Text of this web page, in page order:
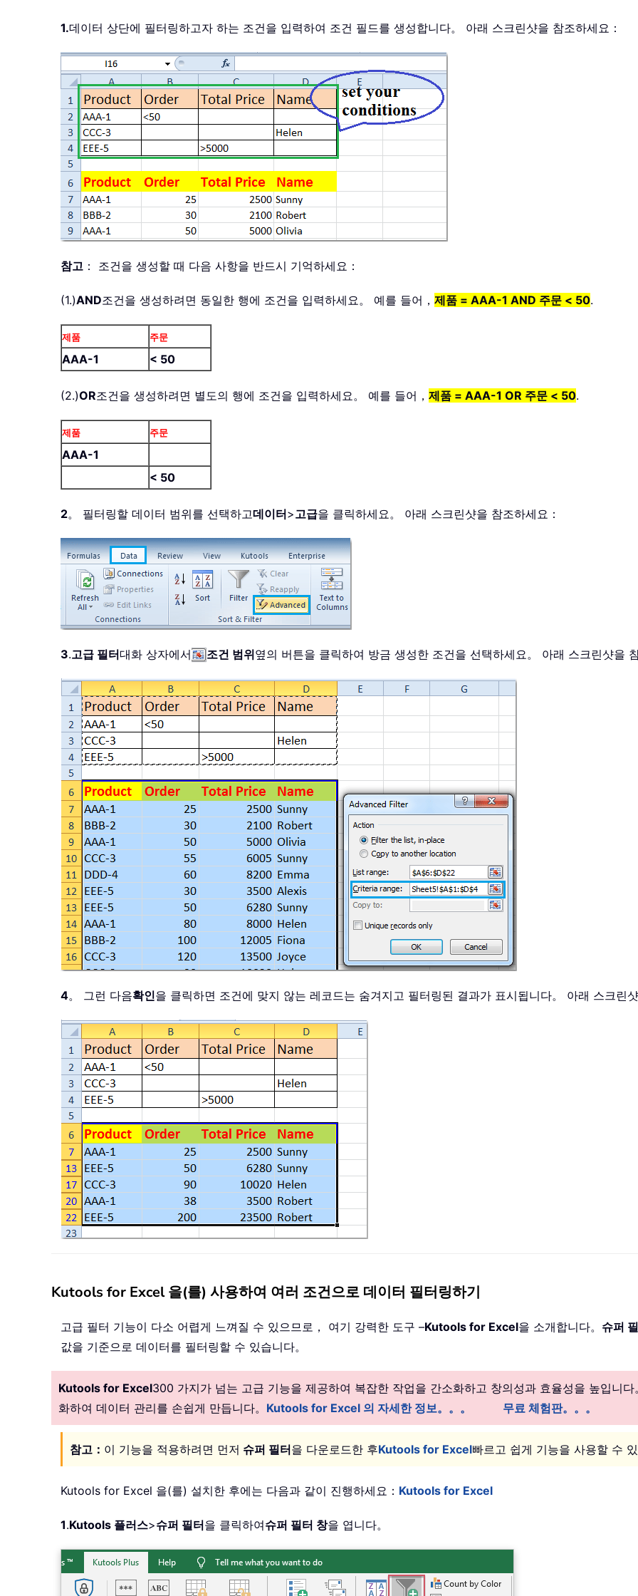
1.데이터 상단에 필터링하고자 하는 조건을 입력하여 조건 필드를 생성합니다。 아래 스크린샷을 참조하세요：
참고 ： 조건을 생성할 때 다음 사항을 반드시 기억하세요：
(1.)AND조건을 생성하려면 동일한 행에 조건을 입력하세요。 예를 들어， 제품 = AAA-1 AND 주문 < 50.
제품 주문
AAA-1 < 50
(2.)OR조건을 생성하려면 별도의 행에 조건을 입력하세요。 예를 들어， 제품 = AAA-1 OR 주문 < 50.
제품 주문
AAA-1
< 50
2。 필터링할 데이터 범위를 선택하고데이터>고급을 클릭하세요。 아래 스크린샷을 참조하세요：
3.고급 필터대화 상자에서 조건 범위옆의 버튼을 클릭하여 방금 생성한 조건을 선택하세요。 아래 스크린샷을
4。 그런 다음확인을 클릭하면 조건에 맞지 않는 레코드는 숨겨지고 필터링된 결과가 표시됩니다。 아래 스크린
Kutools for Excel 을(를) 사용하여 여러 조건으로 데이터 필터링하기
고급 필터 기능이 다소 어렵게 느껴질 수 있으므로， 여기 강력한 도구 –Kutools for Excel을 소개합니다。 슈퍼
값을 기준으로 데이터를 필터링할 수 있습니다。
Kutools for Excel300 가지가 넘는 고급 기능을 제공하여 복잡한 작업을 간소화하고 창의성과 효율성을 높입니다。
화하여 데이터 관리를 손쉽게 만듭니다。 Kutools for Excel 의 자세한 정보。。。 무료 체험판。。。
참고： 이 기능을 적용하려면 먼저 슈퍼 필터을 다운로드한 후Kutools for Excel빠르고 쉽게 기능을 사용할 수 있
Kutools for Excel 을(를) 설치한 후에는 다음과 같이 진행하세요： Kutools for Excel
1.Kutools 플러스>슈퍼 필터을 클릭하여슈퍼 필터 창을 엽니다。